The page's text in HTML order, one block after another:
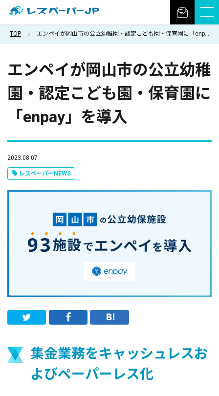
TOP エンペイが岡山市の公立幼稚園・認定こども園・保育園に「enpay」を導入
エンペイが岡山市の公立幼稚
園・認定こども園・保育園に
「enpay」を導入
2023.08.07
レスペーパーNEWS
集金業務をキャッシュレスお
よびペーパーレス化